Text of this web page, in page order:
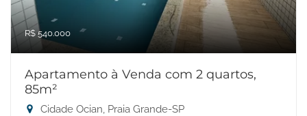
R$ 540.000
Apartamento à Venda com 2 quartos,
85m²
Cidade Ocian, Praia Grande-SP